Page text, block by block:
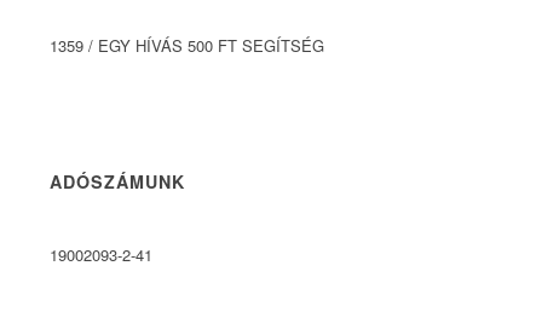
1359 / EGY HÍVÁS 500 FT SEGÍTSÉG
ADÓSZÁMUNK
19002093-2-41